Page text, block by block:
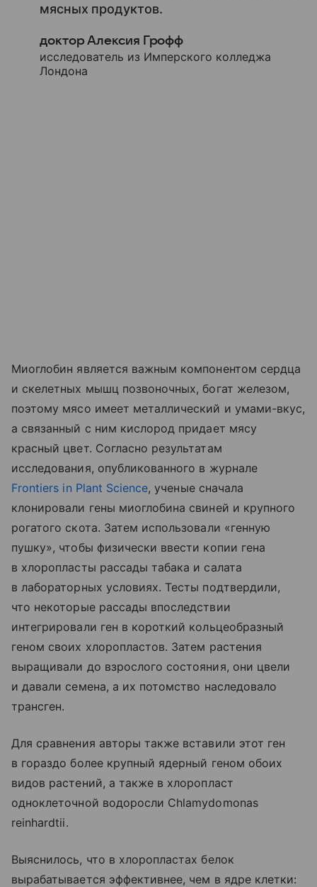
мясных продуктов.
доктор Алексия Грофф
исследователь из Имперского колледжа
Лондона
Миоглобин является важным компонентом сердца
и скелетных мышц позвоночных, богат железом,
поэтому мясо имеет металлический и умами-вкус,
а связанный с ним кислород придает мясу
красный цвет. Согласно результатам
исследования, опубликованного в журнале
Frontiers in Plant Science, ученые сначала
клонировали гены миоглобина свиней и крупного
рогатого скота. Затем использовали «генную
пушку», чтобы физически ввести копии гена
в хлоропласты рассады табака и салата
в лабораторных условиях. Тесты подтвердили,
что некоторые рассады впоследствии
интегрировали ген в короткий кольцеобразный
геном своих хлоропластов. Затем растения
выращивали до взрослого состояния, они цвели
и давали семена, а их потомство наследовало
трансген.
Для сравнения авторы также вставили этот ген
в гораздо более крупный ядерный геном обоих
видов растений, а также в хлоропласт
одноклеточной водоросли Chlamydomonas
reinhardtii.
Выяснилось, что в хлоропластах белок
вырабатывается эффективнее, чем в ядре клетки: